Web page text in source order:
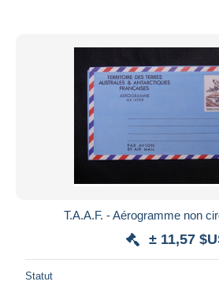
T.A.A.F. - Aérogramme non
± 11,57
Statut